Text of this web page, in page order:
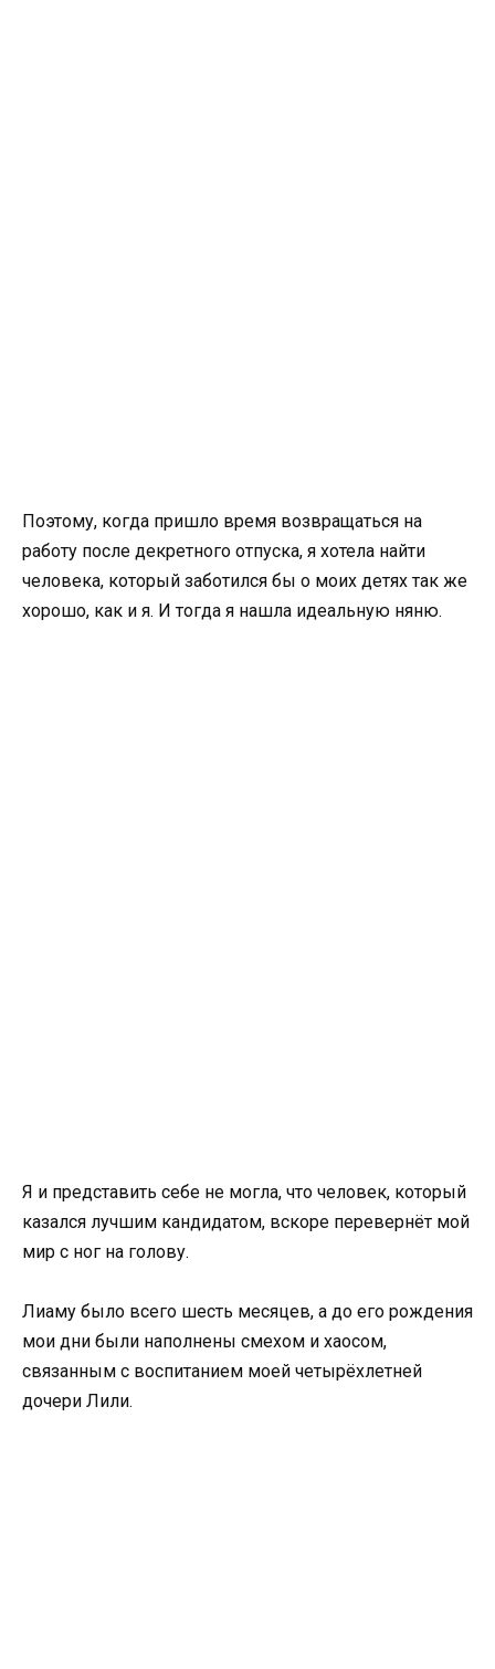
Поэтому, когда пришло время возвращаться на
работу после декретного отпуска, я хотела найти
человека, который заботился бы о моих детях так же
хорошо, как и я. И тогда я нашла идеальную няню.
Я и представить себе не могла, что человек, который
казался лучшим кандидатом, вскоре перевернёт мой
мир с ног на голову.
Лиаму было всего шесть месяцев, а до его рождения
мои дни были наполнены смехом и хаосом,
связанным с воспитанием моей четырёхлетней
дочери Лили.